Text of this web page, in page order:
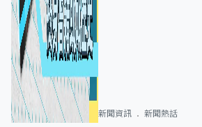
新聞資訊 新聞熱話